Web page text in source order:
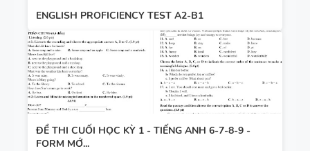
ENGLISH PROFICIENCY TEST A2-B1
ĐỀ THI CUỐI HỌC KỲ 1 - TIẾNG ANH 6-7-8-9 -
FORM MỚ...